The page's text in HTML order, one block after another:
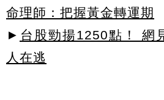
命理師：把握黃金轉運期
► 台股勁揚1250點！ 網
人在逃